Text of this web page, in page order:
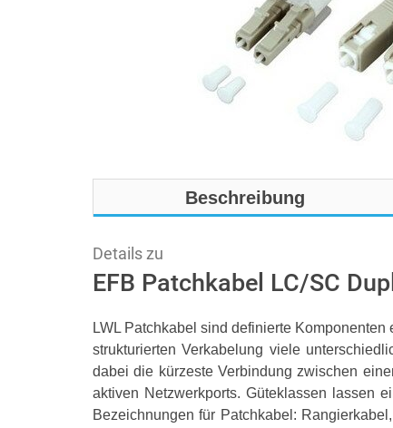
Beschreibung
Details zu
EFB Patchkabel LC/SC
LWL Patchkabel sind definierte
strukturierten Verkabelung viele
dabei die kürzeste Verbindung zwischen
aktiven Netzwerkports. Güteklassen lassen
Bezeichnungen für Patchkabel: